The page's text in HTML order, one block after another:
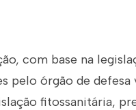
com base na
pelo órgão de
fitossanitária,